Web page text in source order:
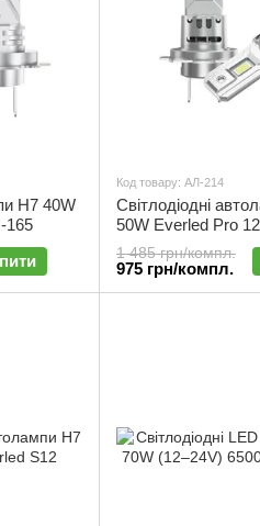
H7 40W
165
Код товару: АЛ-214
Світлодіодні
50W Everled Pro
охолодження | АЛ-
1 485 грн/компл.
975 грн/компл.